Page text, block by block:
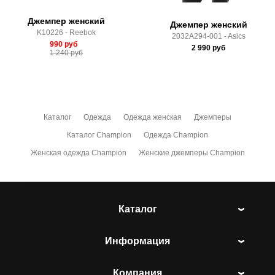
Джемпер женский
K10226 - Reebok
990 руб
1 240руб
Джемпер женский
2032A294-001 - Asics
2 990 руб
Каталог Одежда Одежда женская Джемперы
Каталог Champion Одежда Champion
Женская одежда Champion Женские джемперы Champion
Каталог
Информация